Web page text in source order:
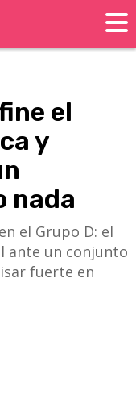
el
y
nada
el Grupo D: el
ante un conjunto
fuerte en